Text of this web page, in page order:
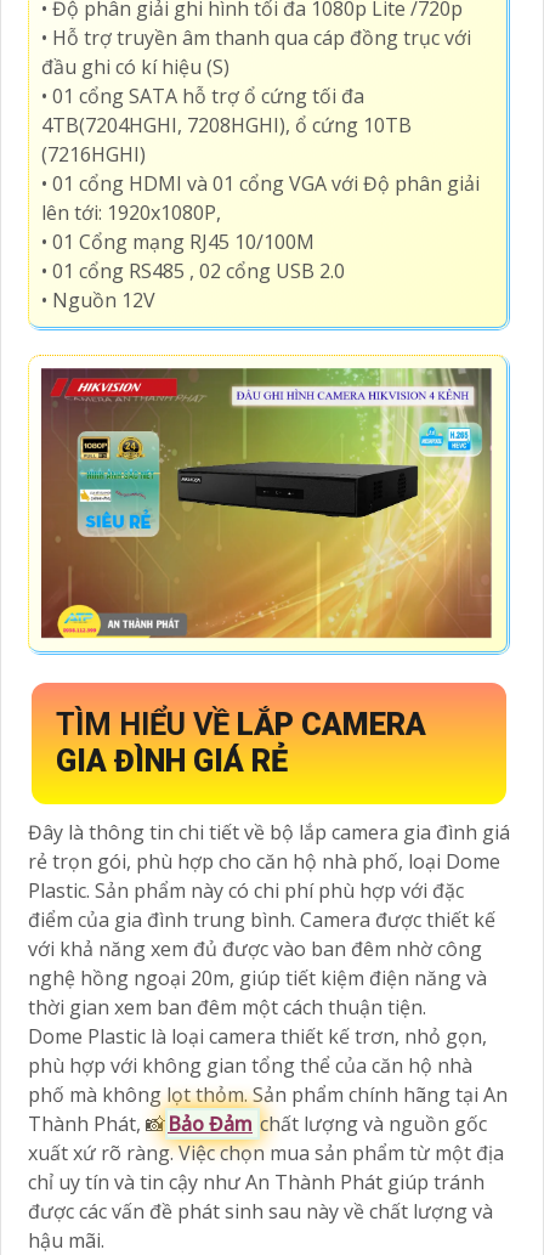
• Độ phân giải ghi hình tối đa 1080p Lite /720p
• Hỗ trợ truyền âm thanh qua cáp đồng trục với
đầu ghi có kí hiệu (S)
• 01 cổng SATA hỗ trợ ổ cứng tối đa
4TB(7204HGHI, 7208HGHI), ổ cứng 10TB
(7216HGHI)
• 01 cổng HDMI và 01 cổng VGA với Độ phân giải
lên tới: 1920x1080P,
• 01 Cổng mạng RJ45 10/100M
• 01 cổng RS485 , 02 cổng USB 2.0
• Nguồn 12V
TÌM HIỂU VỀ LẮP CAMERA
GIA ĐÌNH GIÁ RẺ
Đây là thông tin chi tiết về bộ lắp camera gia đình giá
rẻ trọn gói, phù hợp cho căn hộ nhà phố, loại Dome
Plastic. Sản phẩm này có chi phí phù hợp với đặc
điểm của gia đình trung bình. Camera được thiết kế
với khả năng xem đủ được vào ban đêm nhờ công
nghệ hồng ngoại 20m, giúp tiết kiệm điện năng và
thời gian xem ban đêm một cách thuận tiện.
Dome Plastic là loại camera thiết kế trơn, nhỏ gọn,
phù hợp với không gian tổng thể của căn hộ nhà
phố mà không lọt thỏm. Sản phẩm chính hãng tại An
Thành Phát, 📸Bảo Đảm chất lượng và nguồn gốc
xuất xứ rõ ràng. Việc chọn mua sản phẩm từ một địa
chỉ uy tín và tin cậy như An Thành Phát giúp tránh
được các vấn đề phát sinh sau này về chất lượng và
hậu mãi.